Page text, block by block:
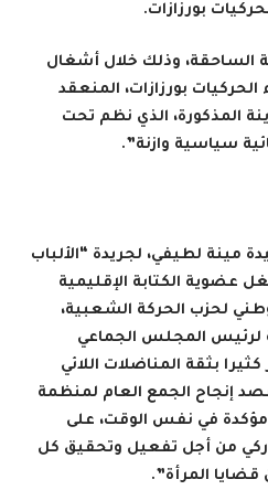
بورزازات.
الساحقة، وذلك خلال أشغال
بورزازات، المنعقد
المذكورة، الذي نظم تحت
سياسية وازنة”.
مينة لطيفي، لجريدة “الألباب
عضوية الكتابة الإقليمية
لحزب الحركة الشعبية،
لرئيس المجلس الجماعي
بثقة المناضلات اللائي
إنجاح الجمع العام لمنظمة
مؤكدة في نفس الوقت، على
من أجل تفعيل وتحقيق كل
قضايا المرأة”.